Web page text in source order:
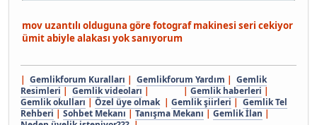
mov uzantılı olduguna göre fotograf makinesi seri cekiyor
ümit abiyle alakası yok sanıyorum
| Gemlikforum Kuralları | Gemlikforum Yardım | Gemlik
Resimleri | Gemlik videoları | | Gemlik haberleri |
Gemlik okulları | Özel üye olmak| Gemlik şiirleri | Gemlik Tel
Rehberi | Sohbet Mekanı | Tanışma Mekanı | Gemlik İlan |